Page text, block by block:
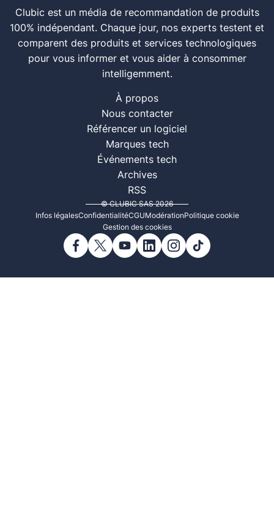
Clubic est un média de recommandation de produits
100% indépendant. Chaque jour, nos experts testent et
comparent des produits et services technologiques
pour vous informer et vous aider à consommer
intelligemment.
À propos
Nous contacter
Référencer un logiciel
Marques tech
Événements tech
Archives
RSS
© CLUBIC SAS 2026
Infos légalesConfidentialitéCGUModérationPolitique cookie
Gestion des cookies